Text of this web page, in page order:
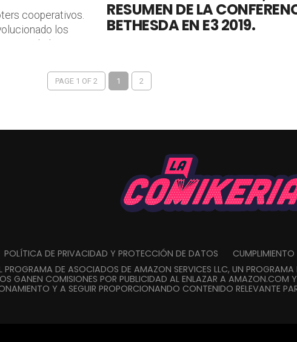
cooperativos.
los
RESUMEN DE LA
BETHESDA EN E3 2019.
muy emocionados con todo lo que nos
preparado;...
PAGE 1 OF 2 1 2
POLÍTICA DE PRIVACIDAD Y PROTECCIÓN DE DATOS
PROGRAMA DE ASOCIADOS DE AMAZON SERVICES LLC, UN
GANEN COMISIONES POR PUBLICIDAD AL ENLAZAR A AMAZON.COM
Y A SEGUIR PROPORCIONANDO CONTENIDO RELEVANTE